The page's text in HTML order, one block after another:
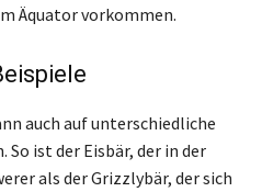
Äquator vorkommen.
auch auf unterschiedliche
So ist der Eisbär, der in der
als der Grizzlybär, der sich